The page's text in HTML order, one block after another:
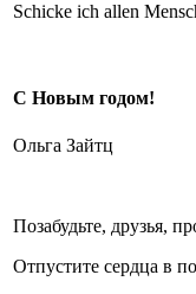
Schicke ich allen
С Новым годом!
Ольга Зайтц
Позабудьте, друзья,
Отпустите сердца в